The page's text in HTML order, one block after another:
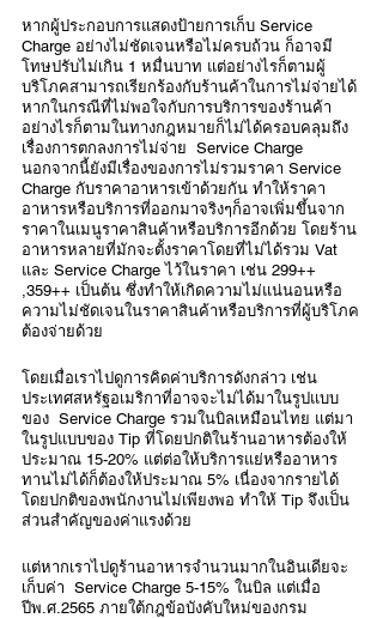
หากผู้ประกอบการแสดงป้ายการเก็บ Service
Charge อย่างไม่ชัดเจนหรือไม่ครบถ้วน ก็อาจมี
โทษปรับไม่เกิน 1 หมื่นบาท แต่อย่างไรก็ตามผู้
บริโภคสามารถเรียกร้องกับร้านค้าในการไม่จ่ายได้
หากในกรณีที่ไม่พอใจกับการบริการของร้านค้า
อย่างไรก็ตามในทางกฎหมายก็ไม่ได้ครอบคลุมถึง
เรื่องการตกลงการไม่จ่าย  Service Charge
นอกจากนี้ยังมีเรื่องของการไม่รวมราคา Service
Charge กับราคาอาหารเข้าด้วยกัน ทำให้ราคา
อาหารหรือบริการที่ออกมาจริงๆก็อาจเพิ่มขึ้นจาก
ราคาในเมนูราคาสินค้าหรือบริการอีกด้วย โดยร้าน
อาหารหลายที่มักจะตั้งราคาโดยที่ไม่ได้รวม Vat
และ Service Charge ไว้ในราคา เช่น 299++
,359++ เป็นต้น ซึ่งทำให้เกิดความไม่แน่นอนหรือ
ความไม่ชัดเจนในราคาสินค้าหรือบริการที่ผู้บริโภค
ต้องจ่ายด้วย
โดยเมื่อเราไปดูการคิดค่าบริการดังกล่าว เช่น
ประเทศสหรัฐอเมริกาที่อาจจะไม่ได้มาในรูปแบบ
ของ  Service Charge รวมในบิลเหมือนไทย แต่มา
ในรูปแบบของ Tip ที่โดยปกติในร้านอาหารต้องให้
ประมาณ 15-20% แต่ต่อให้บริการแย่หรืออาหาร
ทานไม่ได้ก็ต้องให้ประมาณ 5% เนื่องจากรายได้
โดยปกติของพนักงานไม่เพียงพอ ทำให้ Tip จึงเป็น
ส่วนสำคัญของค่าแรงด้วย
แต่หากเราไปดูร้านอาหารจำนวนมากในอินเดียจะ
เก็บค่า  Service Charge 5-15% ในบิล แต่เมื่อ
ปีพ.ศ.2565 ภายใต้กฎข้อบังคับใหม่ของกรม